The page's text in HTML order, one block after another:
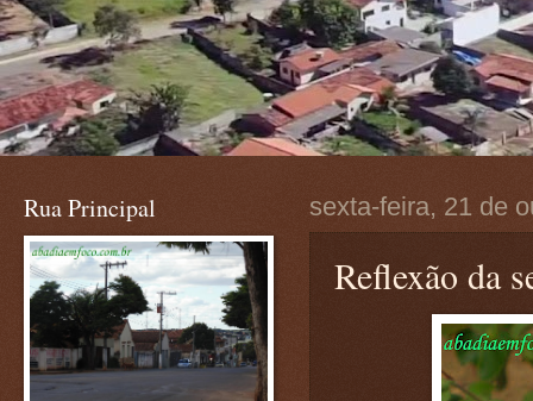
sexta-feira, 21 de
Reflexão da
Rua Principal